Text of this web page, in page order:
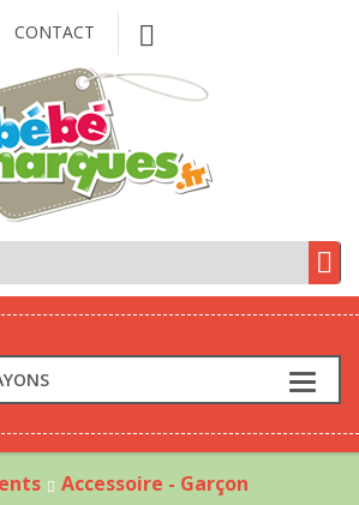
CONTACT
Accessoire - Garçon